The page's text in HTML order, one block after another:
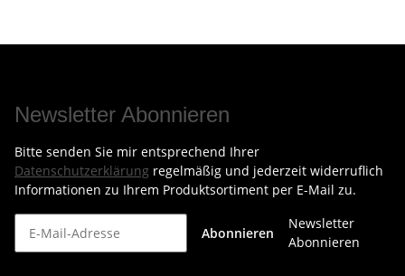
Newsletter Abonnieren
Bitte senden Sie mir entsprechend Ihrer
Datenschutzerklärung regelmäßig und jederzeit widerruflich
Informationen zu Ihrem Produktsortiment per E-Mail zu.
Abonnieren
Newsletter
Abonnieren